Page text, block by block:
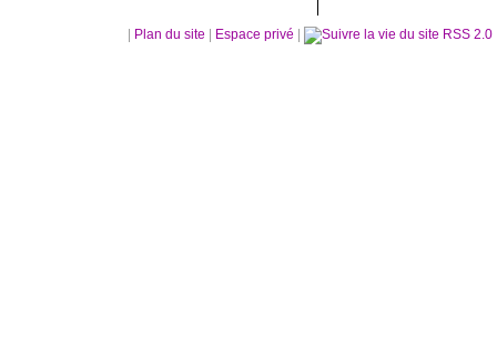
Plan du site Espace privé RSS 2.0